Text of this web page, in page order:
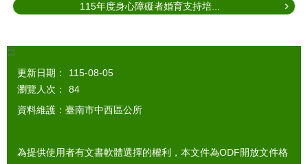
115年度身心障礙者婚育支持培...
:::
更新日期：
115-08-05
瀏覽人次：
84
資料維護：臺南市中西區公所
為提供使用者有文書軟體選擇的權利，本文件為ODF開放文件格